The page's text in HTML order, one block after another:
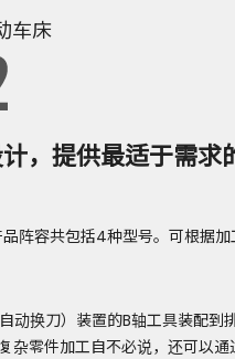
车床
，提供最适于需求
阵容共包括4种型号。可根据
动换刀）装置的B轴工具装配到
杂零件加工自不必说，还可以通